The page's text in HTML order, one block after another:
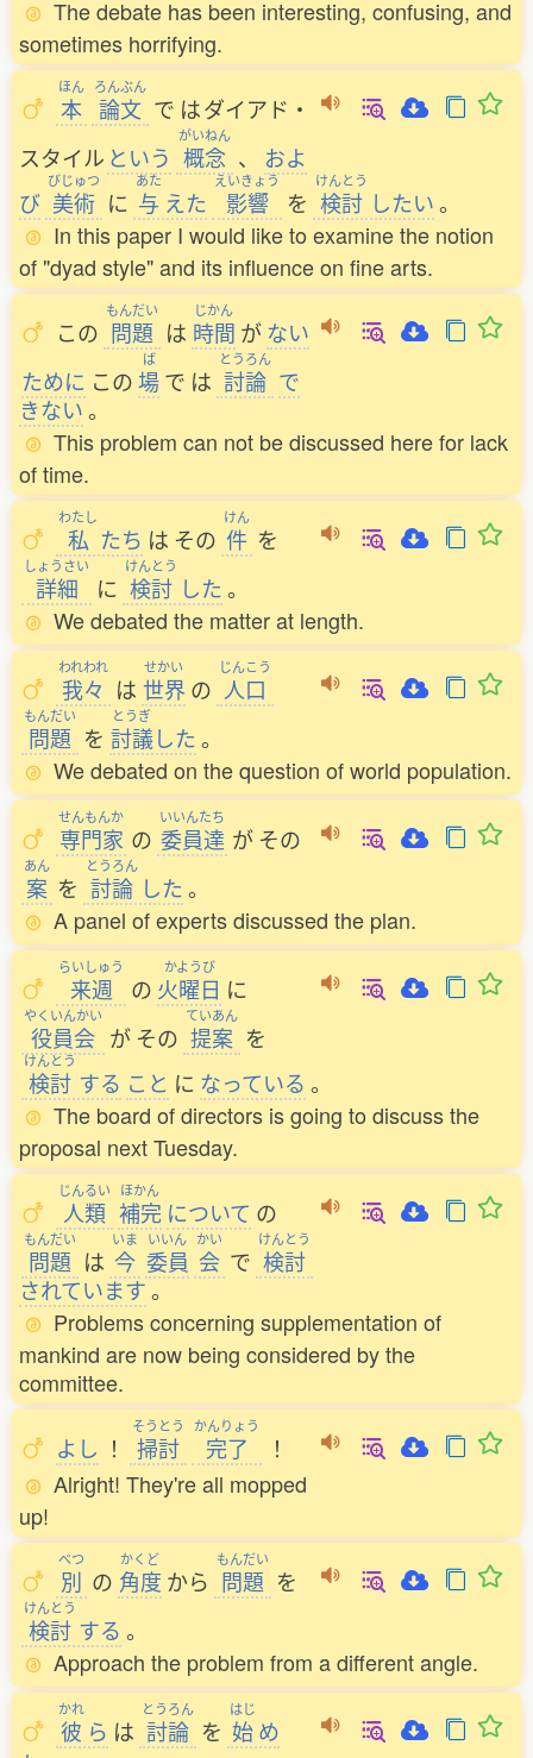
The debate has been interesting, confusing, and
sometimes horrifying.
ほん
本
ろんぶん
論文 で はダイアド・
スタイル という
がいねん
概念 、
およ
び
びじゅつ
美術 に
あた
与 えた
えいきょう
影響 を
けんとう
検討 したい。
In this paper I would like to examine the notion
of "dyad style" and its influence on fine arts.
この
もんだい
問題 は
じかん
時間 がない
ために この
ば
場で は
とうろん
討論 で
きない。
This problem can not be discussed here for lack
of time.
わたし
私 たち は その
けん
件 を
しょうさい
詳細 に
けんとう
検討 した。
We debated the matter at length.
われわれ
我々 は
せかい
世界 の
じんこう
人口
もんだい
問題 を
とうぎ
討議した。
We debated on the question of world population.
せんもんか
専門家 の
いいんたち
委員達 が その
あん
案 を
とうろん
討論 した。
A panel of experts discussed the plan.
らいしゅう
来週 の
かようび
火曜日 に
やくいんかい
役員会 が その
ていあん
提案 を
けんとう
検討 する こと に なっている 。
The board of directors is going to discuss the
proposal next Tuesday.
じんるい
人類
ほかん
補完 について の
もんだい
問題 は
いま
今
いいん
委員
かい
会 で
けんとう
検討
されています。
Problems concerning supplementation of
mankind are now being considered by the
committee.
よし ！
そうとう
掃討
かんりょう
完了
！
Alright! They're all mopped
up!
べつ
別 の
かくど
角度 から
もんだい
問題 を
けんとう
検討 する 。
Approach the problem from a different angle.
かれ
彼 ら は
とうろん
討論 を
はじ
始め